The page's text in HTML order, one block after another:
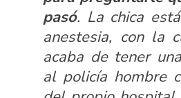
pasó. La chica
anestesia, con la
acaba de tener
al policía hombre